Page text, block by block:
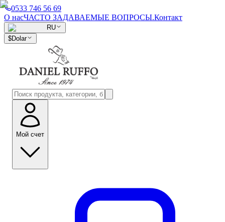
0533 746 56 69
О насЧАСТО ЗАДАВАЕМЫЕ ВОПРОСЫ.Контакт
RU
$Dolar
Мой счет